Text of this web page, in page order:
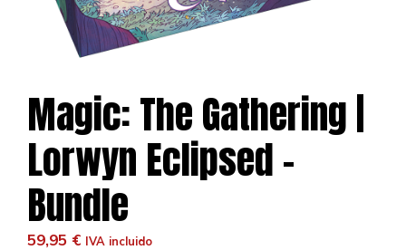
Magic: The Gathering |
Lorwyn Eclipsed –
Bundle
59,95 € IVA incluido